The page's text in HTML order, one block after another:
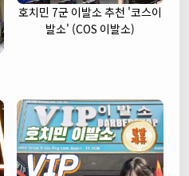
호치민 7군 이발소 추천 '코스이
발소' (COS 이발소)